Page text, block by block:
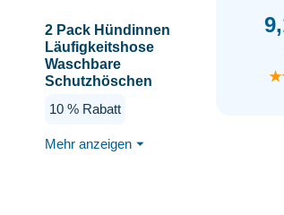
2 Pack Hündinnen
Läufigkeitshose
Waschbare
Schutzhöschen
Hundewindeln
Damenbinde
10 % Rabatt
Mehr anzeigen ⏷